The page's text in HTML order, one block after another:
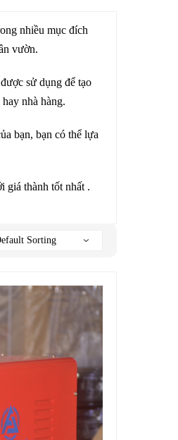
nhiều mục đích
vườn.
sử dụng để tạo
nhà hàng.
bạn, bạn có thể lựa
giá thành tốt nhất .